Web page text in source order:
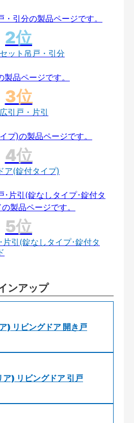
ット吊戸・引分
引戸・片引
ア(錠付タイプ)
引(錠なしタイプ･錠付タ
ンアップ
) リビングドア 開き戸
) リビングドア 引戸